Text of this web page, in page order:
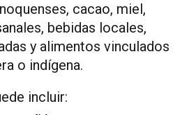
cacao, miel,
bebidas locales,
y alimentos vinculados
o indígena.
incluir: